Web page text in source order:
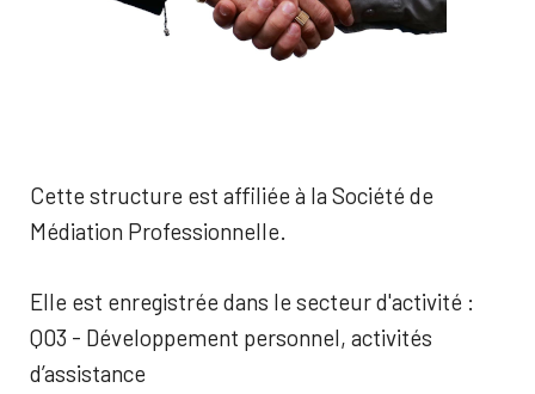
Cette structure est affiliée à la Société de
Médiation Professionnelle.
Elle est enregistrée dans le secteur d'activité :
Q03 - Développement personnel, activités
d’assistance